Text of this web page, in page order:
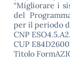
“Migliorare i
del
per il periodo
CNP
CUP
Titolo